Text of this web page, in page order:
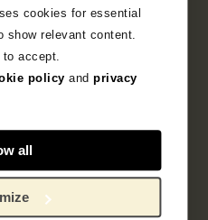
cookies for essential
show relevant content.
to accept.
policy andprivacy
all
Franse prenten